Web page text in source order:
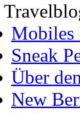
Mobiles
Sneak
Über
New